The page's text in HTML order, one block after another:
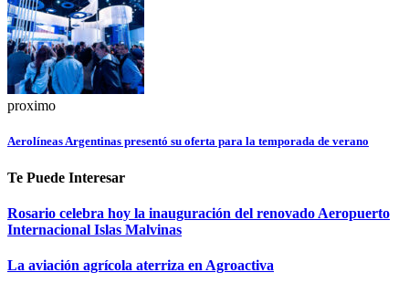
proximo
Aerolíneas Argentinas presentó su oferta para la temporada de verano
Te Puede Interesar
Rosario celebra hoy la inauguración del renovado Aeropuerto
Internacional Islas Malvinas
La aviación agrícola aterriza en Agroactiva